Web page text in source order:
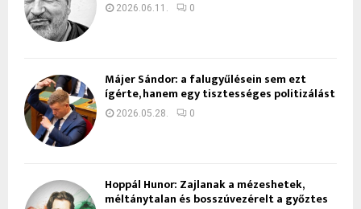
2026.06.11. 0
Májer Sándor: a falugyűlésein sem ezt
ígérte, hanem egy tisztességes politizálást
2026.05.28. 0
Hoppál Hunor: Zajlanak a mézeshetek,
méltánytalan és bosszúvezérelt a győztes